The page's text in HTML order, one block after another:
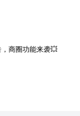
，商圈功能来袭💥